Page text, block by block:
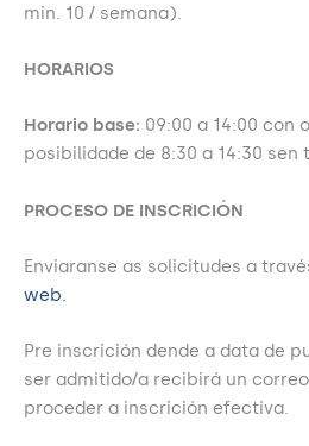
min. 10 / semana).
HORARIOS
Horario base: 09:00 a 14:00 con
posibilidade de 8:30 a 14:30 sen
PROCESO DE INSCRICIÓN
Enviaranse as solicitudes a
web.
Pre inscrición dende a data de
ser admitido/a recibirá un
proceder a inscrición efectiva.